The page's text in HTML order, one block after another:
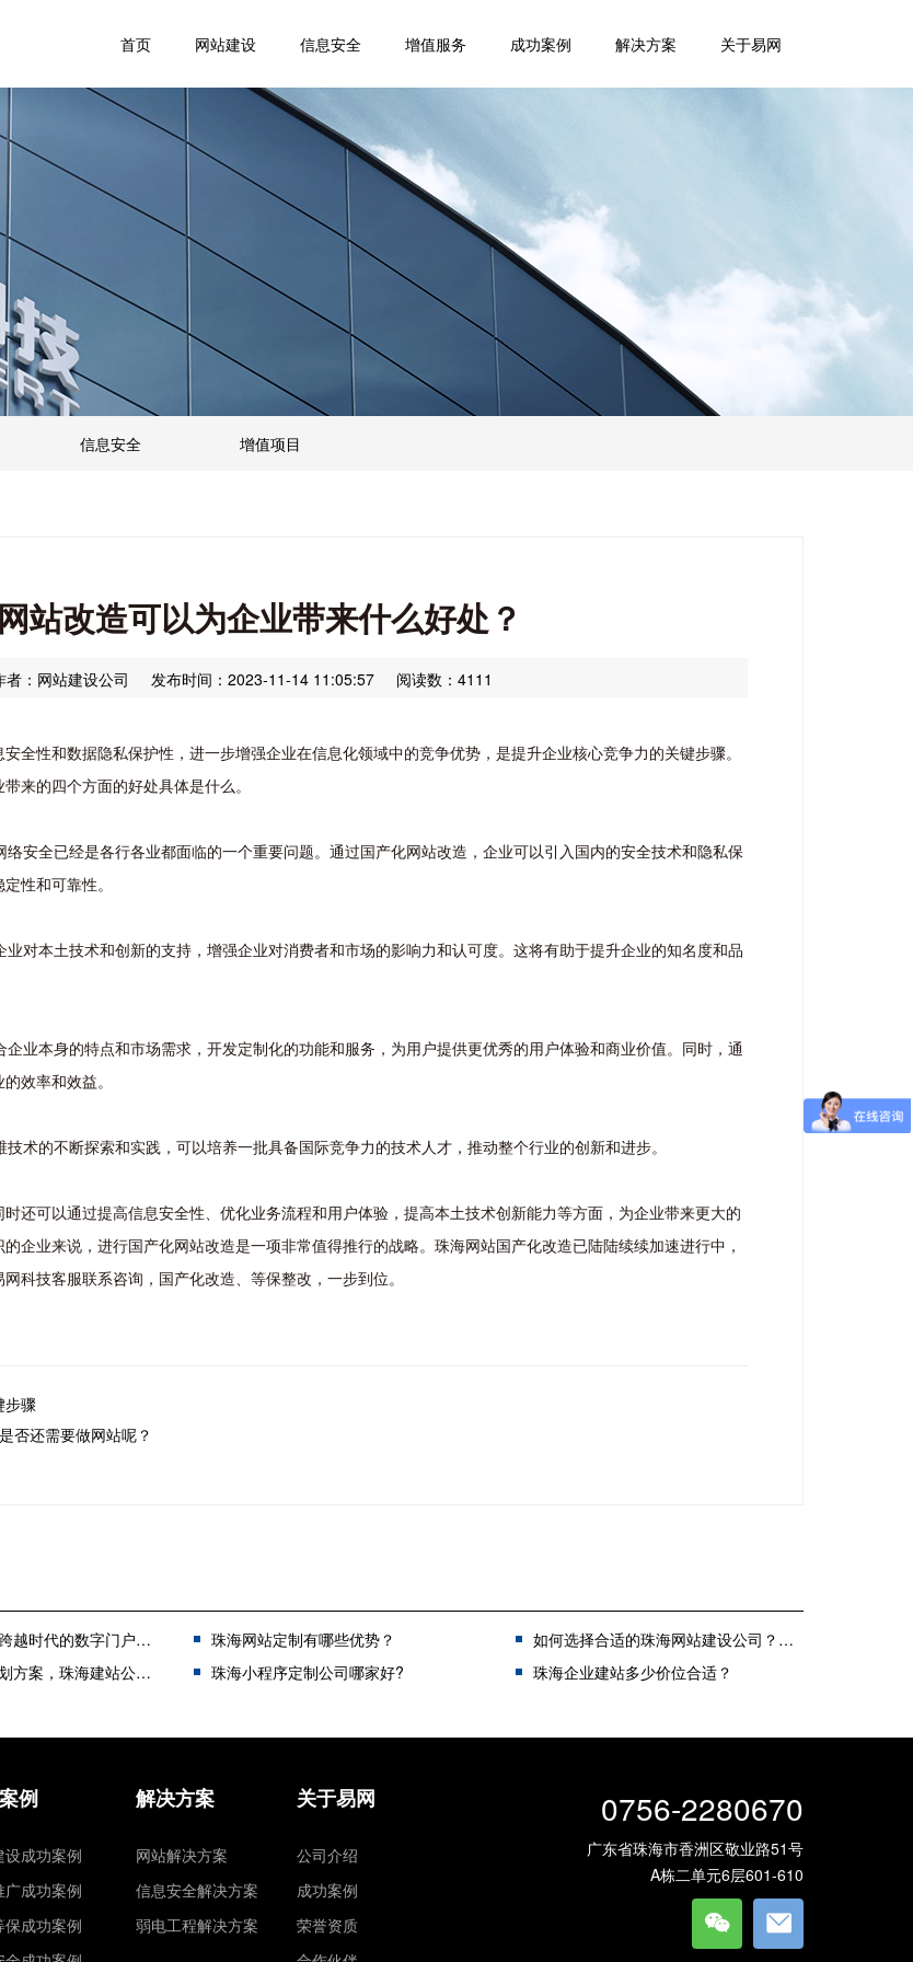
首页 网站建设 信息安全 增值服务 成功案例 解决方案 关于易网
信息安全 增值项目
站改造可以为企业带来什么好处？
者：网站建设公司 发布时间：2023-11-14 11:05:57 阅读数：4111
全性和数据隐私保护性，进一步增强企业在信息化领域中的竞争优势，是提升企业核心竞争力的关键步骤。
来的四个方面的好处具体是什么。
安全已经是各行各业都面临的一个重要问题。通过国产化网站改造，企业可以引入国内的安全技术和隐私保
性和可靠性。
对本土技术和创新的支持，增强企业对消费者和市场的影响力和认可度。这将有助于提升企业的知名度和品
业本身的特点和市场需求，开发定制化的功能和服务，为用户提供更优秀的用户体验和商业价值。同时，通
效率和效益。
术的不断探索和实践，可以培养一批具备国际竞争力的技术人才，推动整个行业的创新和进步。
还可以通过提高信息安全性、优化业务流程和用户体验，提高本土技术创新能力等方面，为企业带来更大的
企业来说，进行国产化网站改造是一项非常值得推行的战略。珠海网站国产化改造已陆陆续续加速进行中，
科技客服联系咨询，国产化改造、等保整改，一步到位。
步骤
否还需要做网站呢？
数字门户，仍然有着重要意义 珠海网站定制有哪些优势？
如何选择合适的珠海网站建设公司？优质建站服务商选择指南
，珠海建站公司怎么做？ 珠海小程序定制公司哪家好? 珠海企业建站多少价位合适？
例
设成功案例
广成功案例
保成功案例
解决方案
网站解决方案
信息安全解决方案
弱电工程解决方案
关于易网
公司介绍
成功案例
荣誉资质
0756-2280670
广东省珠海市香洲区敬业路51号
A栋二单元6层601-610